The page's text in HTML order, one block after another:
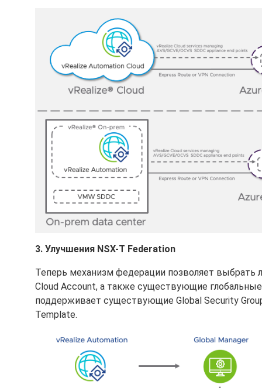
3. Улучшения NSX-T Federation
Теперь механизм федерации позволяет выбрать
Cloud Account, а также существующие
поддерживает существующие Global Security
Template.